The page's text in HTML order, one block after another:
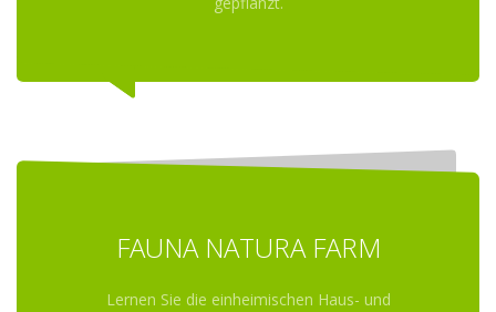
FAUNA NATURA FARM
Lernen Sie die einheimischen Haus- und